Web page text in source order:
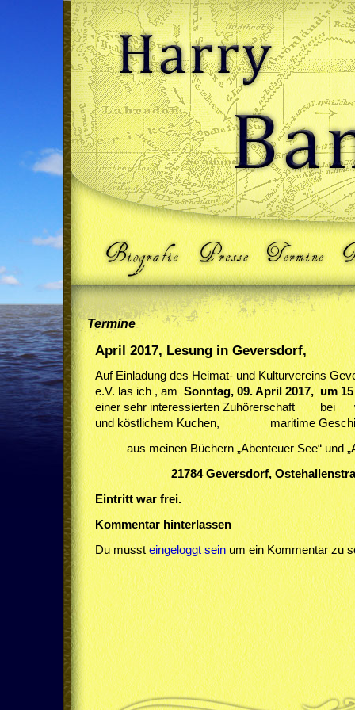
Termine
April 2017, Lesung in Geversdorf,
Auf Einladung des Heimat- und Kulturvereins
e.V. las ich , amSonntag, 09. April 2017, um
einer sehr interessierten Zuhörerschaft
und köstlichem Kuchen, maritime
aus meinen Büchern „Abenteuer See“ und
21784 Geversdorf,
Eintritt war frei.
Kommentar hinterlassen
Du mussteingeloggt seinum ein Kommentar zu